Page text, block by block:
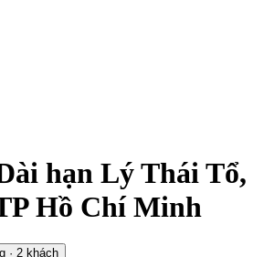
hạn Lý Thái Tổ,
Hồ Chí Minh
· 2 khách